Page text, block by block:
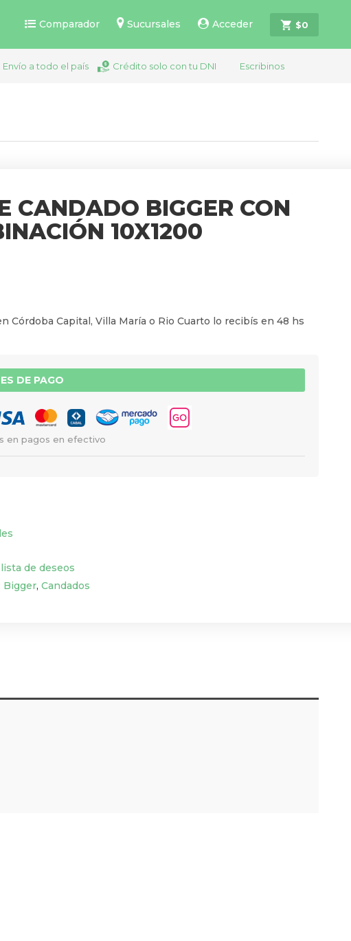
Comparador Sucursales Acceder $0
Envío a todo el país Crédito solo con tu DNI Escribinos
CANDADO BIGGER CON
10X1200
de deseos
Bigger, Candados
DE PAGO
en pagos en efectivo
Córdoba Capital, Villa María o Rio Cuarto lo recibís en 48 hs